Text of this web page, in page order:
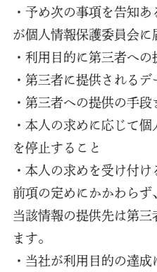
・予め次の事項を告知
が個人情報保護委員会に
・利用目的に第三者への
・第三者に提供されるデ
・第三者への提供の手段
・本人の求めに応じて
を停止すること
・本人の求めを受け付け
前項の定めにかかわらず
当該情報の提供先は第
ます。
・当社が利用目的の達